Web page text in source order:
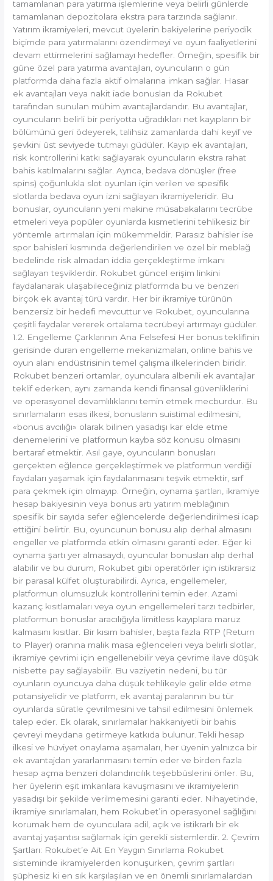
tamamlanan para yatırma işlemlerine veya belirli günlerde
tamamlanan depozitolara ekstra para tarzında sağlanır.
Yatırım ikramiyeleri, mevcut üyelerin bakiyelerine periyodik
biçimde para yatırmalarını özendirmeyi ve oyun faaliyetlerini
devam ettirmelerini sağlamayı hedefler. Örneğin, spesifik bir
güne özel para yatırma avantajları, oyuncuların o gün
platformda daha fazla aktif olmalarına imkan sağlar. Hasar
ek avantajları veya nakit iade bonusları da Rokubet
tarafından sunulan mühim avantajlardandır. Bu avantajlar,
oyuncuların belirli bir periyotta uğradıkları net kayıpların bir
bölümünü geri ödeyerek, talihsiz zamanlarda dahi keyif ve
şevkini üst seviyede tutmayı güdüler. Kayıp ek avantajları,
risk kontrollerini katkı sağlayarak oyuncuların ekstra rahat
bahis katılmalarını sağlar. Ayrıca, bedava dönüşler (free
spins) çoğunlukla slot oyunları için verilen ve spesifik
slotlarda bedava oyun izni sağlayan ikramiyeleridir. Bu
bonuslar, oyuncuların yeni makine müsabakalarını tecrübe
etmeleri veya popüler oyunlarda kısmetlerini tehlikesiz bir
yöntemle artırmaları için mükemmeldir. Parasız bahisler ise
spor bahisleri kısmında değerlendirilen ve özel bir meblağ
bedelinde risk almadan iddia gerçekleştirme imkanı
sağlayan teşviklerdir. Rokubet güncel erişim linkini
faydalanarak ulaşabileceğiniz platformda bu ve benzeri
birçok ek avantaj türü vardır. Her bir ikramiye türünün
benzersiz bir hedefi mevcuttur ve Rokubet, oyuncularına
çeşitli faydalar vererek ortalama tecrübeyi artırmayı güdüler.
1.2. Engelleme Çarklarının Ana Felsefesi Her bonus teklifinin
gerisinde duran engelleme mekanizmaları, online bahis ve
oyun alanı endüstrisinin temel çalışma ilkelerinden biridir.
Rokubet benzeri ortamlar, oyunculara albenili ek avantajlar
teklif ederken, aynı zamanda kendi finansal güvenliklerini
ve operasyonel devamlılıklarını temin etmek mecburdur. Bu
sınırlamaların esas ilkesi, bonusların suistimal edilmesini,
«bonus avcılığı» olarak bilinen yasadışı kar elde etme
denemelerini ve platformun kayba söz konusu olmasını
bertaraf etmektir. Asıl gaye, oyuncuların bonusları
gerçekten eğlence gerçekleştirmek ve platformun verdiği
faydaları yaşamak için faydalanmasını teşvik etmektir, sırf
para çekmek için olmayıp. Örneğin, oynama şartları, ikramiye
hesap bakiyesinin veya bonus artı yatırım meblağının
spesifik bir sayıda sefer eğlencelerde değerlendirilmesi icap
ettiğini belirtir. Bu, oyuncunun bonusu alıp derhal almasını
engeller ve platformda etkin olmasını garanti eder. Eğer ki
oynama şartı yer almasaydı, oyuncular bonusları alıp derhal
alabilir ve bu durum, Rokubet gibi operatörler için istikrarsız
bir parasal külfet oluşturabilirdi. Ayrıca, engellemeler,
platformun olumsuzluk kontrollerini temin eder. Azami
kazanç kısıtlamaları veya oyun engellemeleri tarzı tedbirler,
platformun bonuslar aracılığıyla limitless kayıplara maruz
kalmasını kısıtlar. Bir kısım bahisler, başta fazla RTP (Return
to Player) oranına malik masa eğlenceleri veya belirli slotlar,
ikramiye çevrimi için engellenebilir veya çevrime ilave düşük
nisbette pay sağlayabilir. Bu vaziyetin nedeni, bu tür
oyunların oyuncuya daha düşük tehlikeyle gelir elde etme
potansiyelidir ve platform, ek avantaj paralarının bu tür
oyunlarda süratle çevrilmesini ve tahsil edilmesini önlemek
talep eder. Ek olarak, sınırlamalar hakkaniyetli bir bahis
çevreyi meydana getirmeye katkıda bulunur. Tekli hesap
ilkesi ve hüviyet onaylama aşamaları, her üyenin yalnızca bir
ek avantajdan yararlanmasını temin eder ve birden fazla
hesap açma benzeri dolandırıcılık teşebbüslerini önler. Bu,
her üyelerin eşit imkanlara kavuşmasını ve ikramiyelerin
yasadışı bir şekilde verilmemesini garanti eder. Nihayetinde,
ikramiye sınırlamaları, hem Rokubet’in operasyonel sağlığını
korumak hem de oyunculara adil, açık ve istikrarlı bir ek
avantaj yaşantısı sağlamak için gerekli sistemlerdir. 2. Çevrim
Şartları: Rokubet’e Ait En Yaygın Sınırlama Rokubet
sisteminde ikramiyelerden konuşurken, çevrim şartları
şüphesiz ki en sık karşılaşılan ve en önemli sınırlamalardan